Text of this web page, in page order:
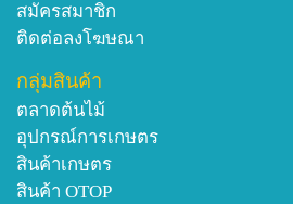
สมัครสมาชิก
ติดต่อลงโฆษณา
กลุ่มสินค้า
ตลาดต้นไม้
อุปกรณ์การเกษตร
สินค้าเกษตร
สินค้า OTOP